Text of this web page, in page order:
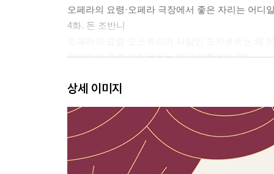
오페라의 요령·오페라 극장에서 좋은 자리는 어디
4화. 돈 조반니
오페라의 요령·모차르트는 왜 요절했을까요?
오페라의 요령· 베르디 오페라에는 왜 유난히 가족
6화. 투란도트
오페라의 요령·성악가로 성공하려면 어떻게 해야
7화. 마탄의 사수
오페라의 요령·징슈필이란 무엇인가요?
오페라의 요령·〈마탄의 사수〉의 작곡가 베버는
상세 이미지